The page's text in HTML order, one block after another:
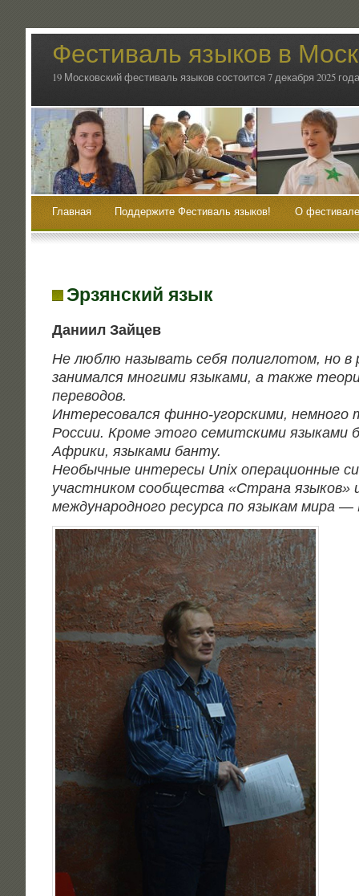
Фестиваль языков в
19 Московский фестиваль языков состоится 7 декабря 2025
Главная Поддержите Фестиваль языков! О
Эрзянский язык
Дани­ил Зайцев
Не люб­лю назы­вать себя поли­гло­том, но в
зани­мал­ся мно­ги­ми язы­ка­ми, а так­же
пере­во­дов.
Инте­ре­со­вал­ся фин­но-угор­ски­ми, немно­го
Рос­сии. Кро­ме это­го семит­ски­ми язы­ка­ми
Афри­ки, язы­ка­ми бан­ту.
Необыч­ные инте­ре­сы Unix опе­ра­ци­он­ные
участ­ни­ком сооб­ще­ства «Стра­на
меж­ду­на­род­но­го ресур­са по язы­кам мира —